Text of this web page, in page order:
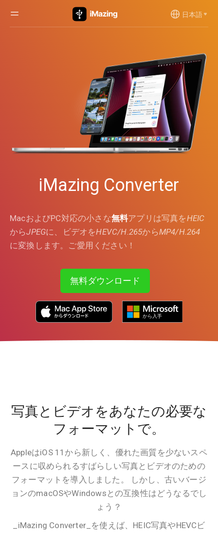
日本語
iMazing Converter
MacおよびPC対応の小さな無料アプリは写真をHEIC
からJPEGに、ビデオをHEVC/H.265からMP4/H.264
に変換します。ご愛用ください！
無料ダウンロード
写真とビデオをあなたの必要な
フォーマットで。
AppleはiOS 11から新しく、優れた画質を少ないスペ
ースに収められるすばらしい写真とビデオのための
フォーマットを導入しました。 しかし、古いバージ
ョンのmacOSやWindowsとの互換性はどうなるでし
ょう？
_iMazing Converter_を使えば、HEIC写真やHEVCビ